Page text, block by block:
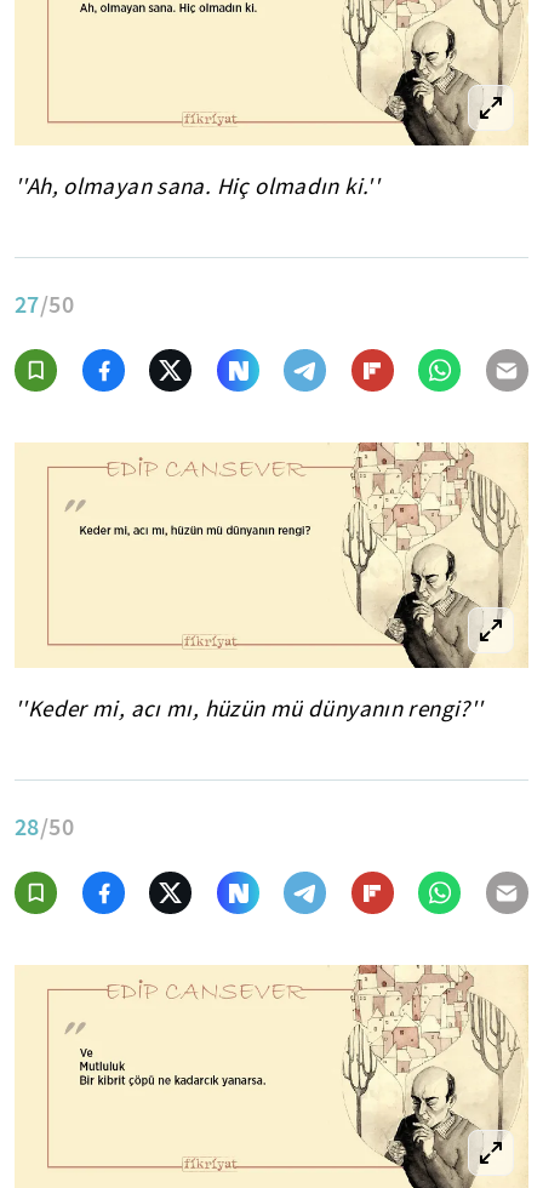
''Ah, olmayan sana. Hiç olmadın ki.''
27/50
''Keder mi, acı mı, hüzün mü dünyanın rengi?''
28/50